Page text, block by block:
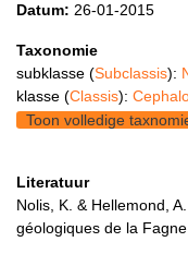
Datum: 26-01-2015
Taxonomie
subklasse (Subclassis):
klasse (Classis):
Toon volledige
Literatuur
Nolis, K. & Hellemond,
géologiques de la Fagne